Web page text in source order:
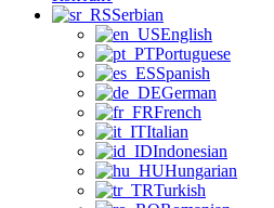
Serbian
English
Portuguese
Spanish
German
French
Italian
Indonesian
Hungarian
Turkish